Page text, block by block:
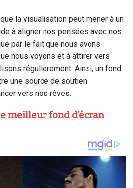
la visualisation peut mener à un
à aligner nos pensées avec nos
par le fait que nous avons
nous voyons et à attirer vers
régulièrement. Ainsi, un fond
une source de soutien
vers nos rêves.
meilleur fond d’écran